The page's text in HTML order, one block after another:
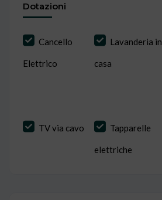
Dotazioni
Cancello
Elettrico
Lavanderia in
casa
TV via cavo Tapparelle
elettriche